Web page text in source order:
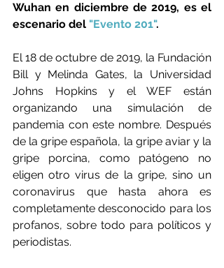
Wuhan en diciembre de 2019, es el
escenario del "Evento 201".
El 18 de octubre de 2019, la Fundación
Bill y Melinda Gates, la Universidad
Johns Hopkins y el WEF están
organizando una simulación de
pandemia con este nombre. Después
de la gripe española, la gripe aviar y la
gripe porcina, como patógeno no
eligen otro virus de la gripe, sino un
coronavirus que hasta ahora es
completamente desconocido para los
profanos, sobre todo para políticos y
periodistas.